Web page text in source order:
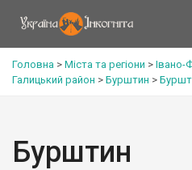
Головна > Міста та регіони > Івано-
Галицький район > Бурштин >
Бурштин